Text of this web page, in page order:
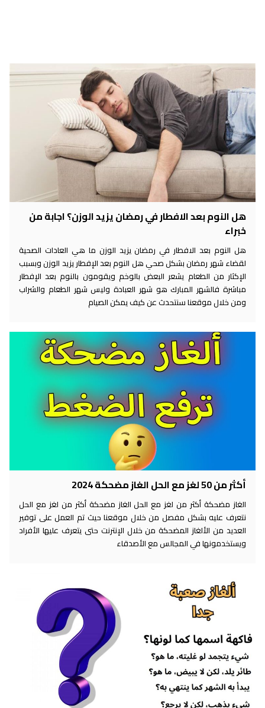
هل النوم بعد الافطار في رمضان يزيد الوزن؟ اجابة من
خبراء
هل النوم بعد الافطار في رمضان يزيد الوزن ما هي العادات الصحية
لقضاء شهر رمضان بشكل صحي هل النوم بعد الإفطار يزيد الوزن وبسبب
الإكثار من الطعام يشعر البعض بالوخم ويقومون بالنوم بعد الإفطار
مباشرة فالشهر المبارك هو شهر العبادة وليس شهر الطعام والشراب
ومن خلال موقعنا سنتحدث عن كيف يمكن الصيام
أكثر من 50 لغز مع الحل الغاز مضحكة 2024
الغاز مضحكة أكثر من لغز مع الحل الغاز مضحكة أكثر من لغز مع الحل
نتعرف عليه بشكل مفصل من خلال موقعنا حيث تم العمل على توفير
العديد من الألغاز المضحكة من خلال الإنترنت حتى يتعرف عليها الأفراد
ويستخدمونها في المجالس مع الأصدقاء